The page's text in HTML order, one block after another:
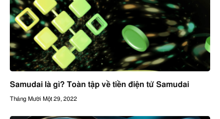
Samudai là gì? Toàn tập về tiền điện tử Samudai
Tháng Mười Một 29, 2022